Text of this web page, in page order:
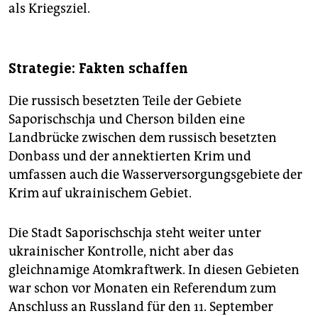
als Kriegsziel.
Strategie: Fakten schaffen
Die russisch besetzten Teile der Gebiete
Saporischschja und Cherson bilden eine
Landbrücke zwischen dem russisch besetzten
Donbass und der annektierten Krim und
umfassen auch die Wasserversorgungsgebiete der
Krim auf ukrainischem Gebiet.
Die Stadt Saporischschja steht weiter unter
ukrainischer Kontrolle, nicht aber das
gleichnamige Atomkraftwerk. In diesen Gebieten
war schon vor Monaten ein Referendum zum
Anschluss an Russland für den 11. September